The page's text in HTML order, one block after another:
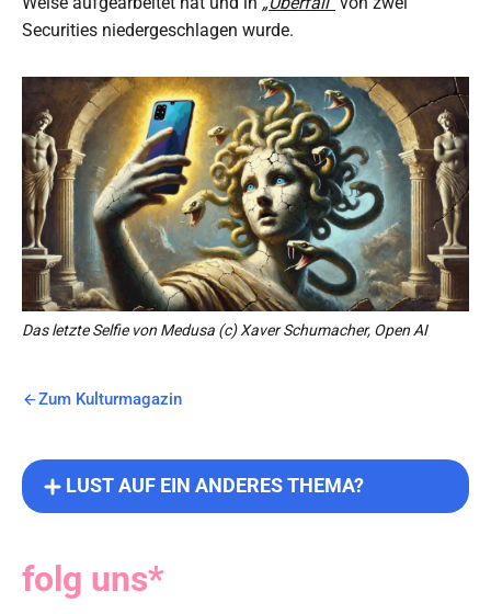
Securities niedergeschlagen wurde.
Das letzte Selfie von Medusa (c) Xaver Schumacher, Open AI
Zum Kulturmagazin
folg uns*
LUST AUF EIN ANDERES THEMA?